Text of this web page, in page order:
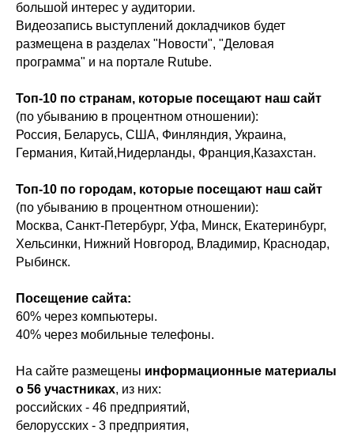
большой интерес у аудитории.
Видеозапись выступлений докладчиков будет
размещена в разделах "Новости", "Деловая
программа" и на портале Rutube.
Топ-10 по странам, которые посещают наш сайт
(по убыванию в процентном отношении):
Россия, Беларусь, США, Финляндия, Украина,
Германия, Китай,Нидерланды, Франция,Казахстан.
Топ-10 по городам, которые посещают наш сайт
(по убыванию в процентном отношении):
Москва, Санкт-Петербург, Уфа, Минск, Екатеринбург,
Хельсинки, Нижний Новгород, Владимир, Краснодар,
Рыбинск.
Посещение сайта:
60% через компьютеры.
40% через мобильные телефоны.
На сайте размещены информационные материалы
о 56 участниках, из них:
российских - 46 предприятий,
белорусских - 3 предприятия,